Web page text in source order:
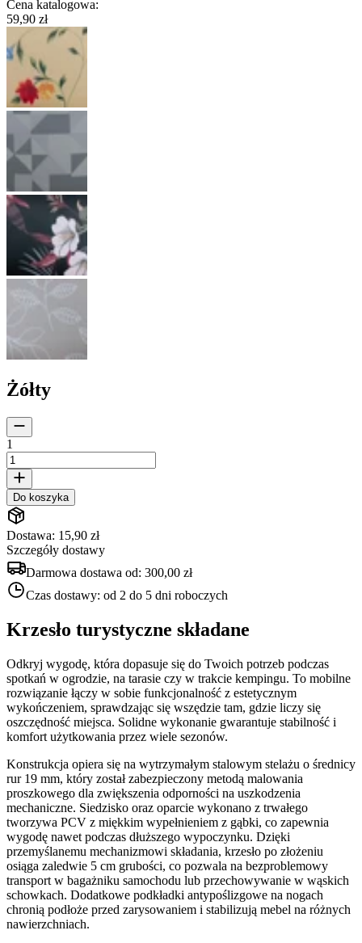
Cena katalogowa:
59,90 zł
Żółty
1
Do koszyka
Dostawa: 15,90 zł
Szczegóły dostawy
Darmowa dostawa od: 300,00 zł
Czas dostawy: od 2 do 5 dni roboczych
Krzesło turystyczne składane
Odkryj wygodę, która dopasuje się do Twoich potrzeb podczas
spotkań w ogrodzie, na tarasie czy w trakcie kempingu. To mobilne
rozwiązanie łączy w sobie funkcjonalność z estetycznym
wykończeniem, sprawdzając się wszędzie tam, gdzie liczy się
oszczędność miejsca. Solidne wykonanie gwarantuje stabilność i
komfort użytkowania przez wiele sezonów.
Konstrukcja opiera się na wytrzymałym stalowym stelażu o średnicy
rur 19 mm, który został zabezpieczony metodą malowania
proszkowego dla zwiększenia odporności na uszkodzenia
mechaniczne. Siedzisko oraz oparcie wykonano z trwałego
tworzywa PCV z miękkim wypełnieniem z gąbki, co zapewnia
wygodę nawet podczas dłuższego wypoczynku. Dzięki
przemyślanemu mechanizmowi składania, krzesło po złożeniu
osiąga zaledwie 5 cm grubości, co pozwala na bezproblemowy
transport w bagażniku samochodu lub przechowywanie w wąskich
schowkach. Dodatkowe podkładki antypoślizgowe na nogach
chronią podłoże przed zarysowaniem i stabilizują mebel na różnych
nawierzchniach.